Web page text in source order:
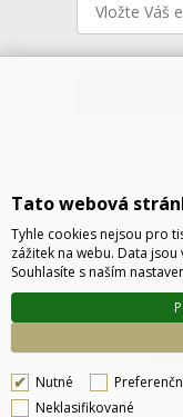
Technické řešení © 2026
Podle zákona o evidenci tržeb
je povinen zaevidovat
Tato webová
Tyhle cookies nejsou pro
zážitek na webu. Data
Souhlasíte s naším
Nutné
Neklasifikované